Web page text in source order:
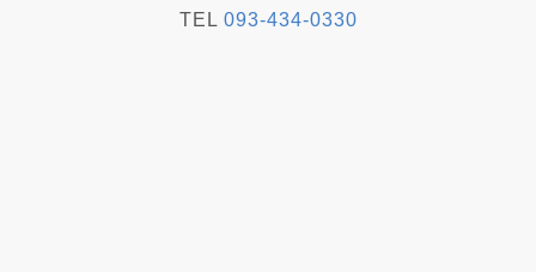
TEL 093-434-0330